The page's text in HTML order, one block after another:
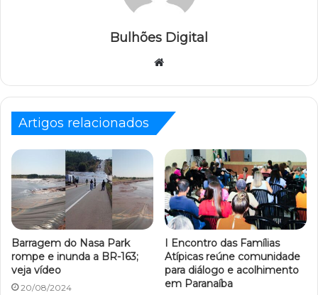
Bulhões Digital
Website
Artigos relacionados
Barragem do Nasa Park
rompe e inunda a BR-163;
veja vídeo
20/08/2024
I Encontro das Famílias
Atípicas reúne comunidade
para diálogo e acolhimento
em Paranaíba